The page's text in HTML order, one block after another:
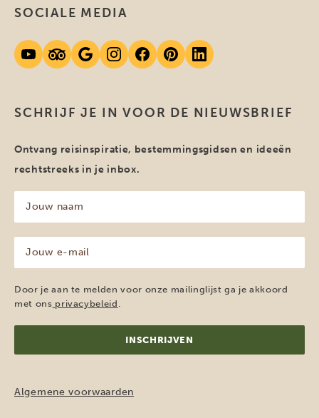
SCHRIJF JE IN VOOR DE NIEUWSBRIEF
Ontvang reisinspiratie, bestemmingsgidsen en ideeën
rechtstreeks in je inbox.
naam
(Vereist)
mailadres
(Vereist)
Door je aan te melden voor onze mailinglijst ga je akkoord
met ons privacybeleid .
SOCIALE MEDIA
Algemene voorwaarden